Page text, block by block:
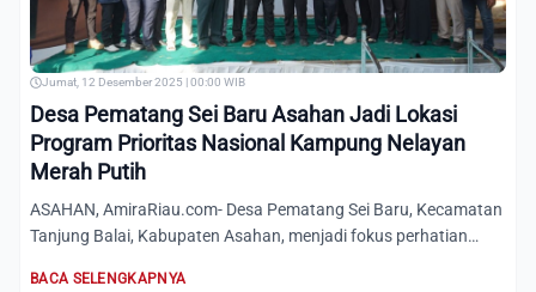
Jumat, 12 Desember 2025 | 00:00 WIB
Desa Pematang Sei Baru Asahan Jadi Lokasi
Program Prioritas Nasional Kampung Nelayan
Merah Putih
ASAHAN, AmiraRiau.com- Desa Pematang Sei Baru, Kecamatan
Tanjung Balai, Kabupaten Asahan, menjadi fokus perhatian
BACA SELENGKAPNYA